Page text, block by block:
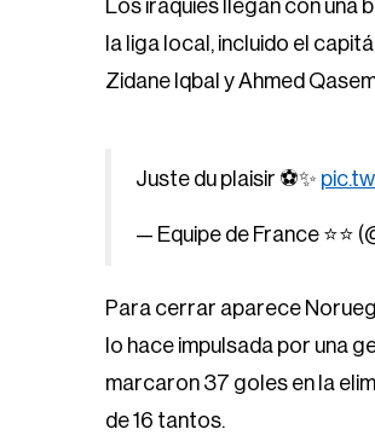
Los iraquíes llegan con una
la liga local, incluido el
Zidane Iqbal y Ahmed
Juste du plaisir ⚽️✨
— Equipe de France ⭐⭐
Para cerrar aparece
lo hace impulsada por una
marcaron 37 goles en la
de 16 tantos.